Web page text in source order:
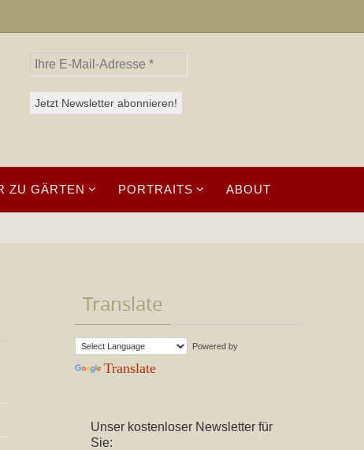
ZU GÄRTEN PORTRAITS ABOUT
Translate
Powered by
Translate
Unser kostenloser Newsletter für
Sie: